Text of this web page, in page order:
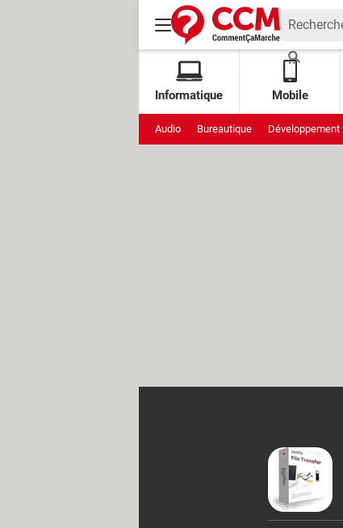
Informatique Mobile
Audio Bureautique Développement